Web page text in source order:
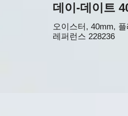
데이-데이트
오이스터, 40mm,
레퍼런스 228236